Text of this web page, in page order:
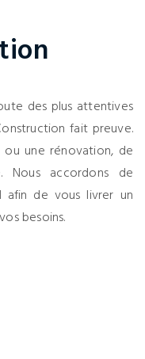
des plus attentives
fait preuve.
une rénovation, de
Nous accordons de
afin de vous livrer un
besoins.